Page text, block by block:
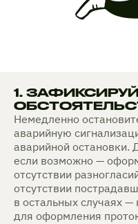
1.
Немедленно
аварийную
аварийной остановки.
если возможно —
отсутствии
отсутствии
в остальных случаях
для оформления